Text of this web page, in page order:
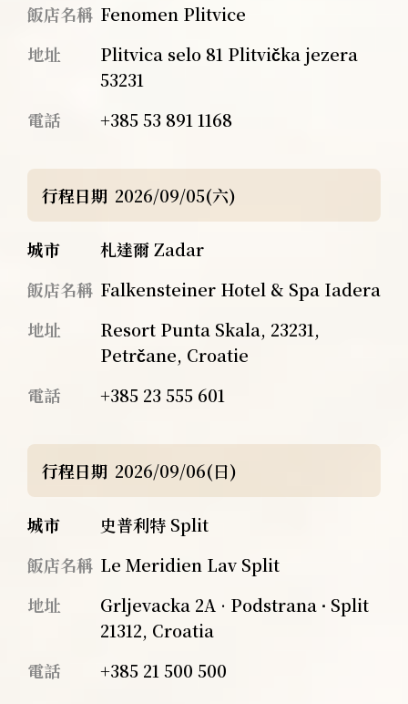
飯店名稱 Fenomen Plitvice
地址
Plitvica selo 81 Plitvička jezera
53231
電話
+385 53 891 1168
行程日期 2026/09/05(六)
城市
札達爾 Zadar
飯店名稱 Falkensteiner Hotel & Spa Iadera
地址
Resort Punta Skala, 23231,
Petrčane, Croatie
電話
+385 23 555 601
行程日期 2026/09/06(日)
城市
史普利特 Split
飯店名稱 Le Meridien Lav Split
地址
Grljevacka 2A · Podstrana ∙ Split
21312, Croatia
電話
+385 21 500 500